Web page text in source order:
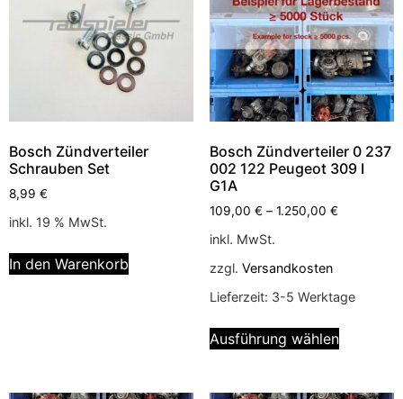
Bosch Zündverteiler
Schrauben Set
8,99 €
inkl. 19 % MwSt.
In den Warenkorb
Bosch Zündverteiler 0 237
002 122 Peugeot 309 I
G1A
109,00 € – 1.250,00 €
inkl. MwSt.
zzgl. Versandkosten
Lieferzeit: 3-5 Werktage
Ausführung wählen